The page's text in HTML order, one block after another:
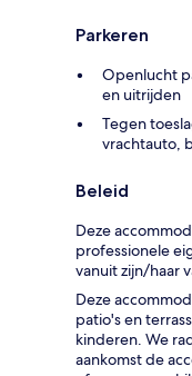
Parkeren
Openlucht
en uitrijden
Tegen
vrachtauto,
Beleid
Deze
professionele
vanuit zijn/haar
Deze
patio's en
kinderen. We
aankomst de